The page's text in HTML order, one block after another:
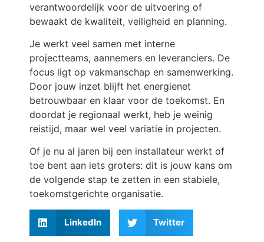
verantwoordelijk voor de uitvoering of
bewaakt de kwaliteit, veiligheid en planning.
Je werkt veel samen met interne
projectteams, aannemers en leveranciers. De
focus ligt op vakmanschap en samenwerking.
Door jouw inzet blijft het energienet
betrouwbaar en klaar voor de toekomst. En
doordat je regionaal werkt, heb je weinig
reistijd, maar wel veel variatie in projecten.
Of je nu al jaren bij een installateur werkt of
toe bent aan iets groters: dit is jouw kans om
de volgende stap te zetten in een stabiele,
toekomstgerichte organisatie.
LinkedIn Twitter